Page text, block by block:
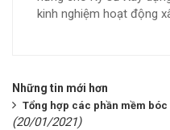
kinh nghiệm hoạt động
Những tin mới hơn
Tổng hợp các phần mềm
(20/01/2021)